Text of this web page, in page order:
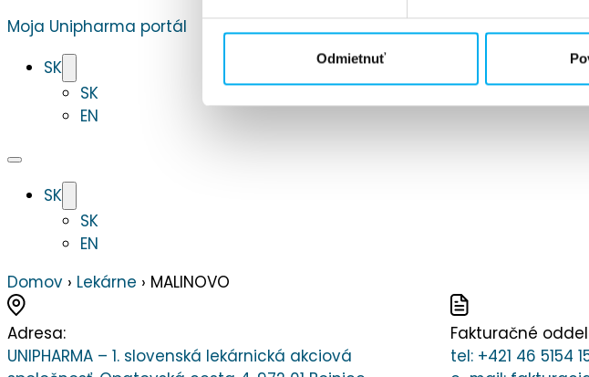
Odmietnuť
Moja Unipharma portál
SK
SK
EN
SK
SK
EN
Domov › Lekárne › MALINOVO
Adresa:
UNIPHARMA – 1. slovenská lekárnická akciová
Fakturačné
tel: +421 46 5154